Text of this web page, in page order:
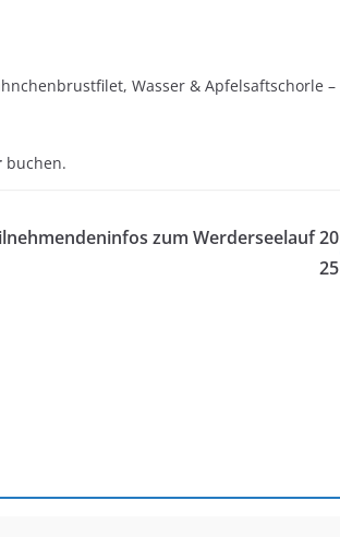
Wasser & Apfelsaftschorle –
buchen.
zum Werderseelauf 20
25